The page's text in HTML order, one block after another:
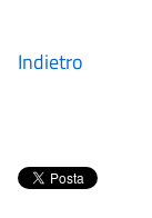
Indietro